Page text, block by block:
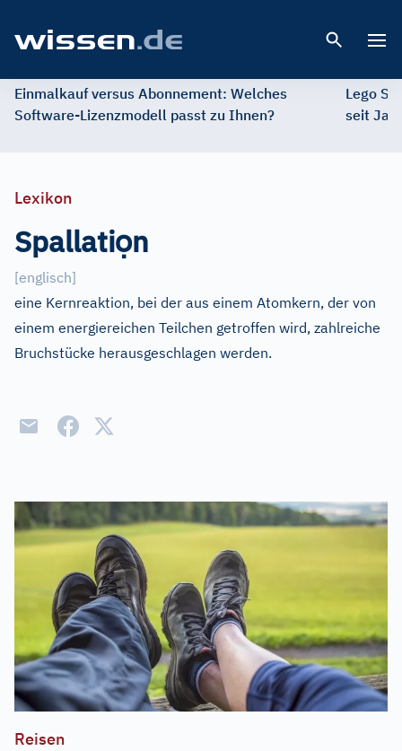
Einmalkauf versus Abonnement: Welches
Software-Lizenzmodell passt zu Ihnen?
Lego
seit
Lexikon
Spallatiọn
[englisch]
eine Kernreaktion, bei der aus einem Atomkern, der von
einem energiereichen Teilchen getroffen wird, zahlreiche
Bruchstücke herausgeschlagen werden.
Reisen